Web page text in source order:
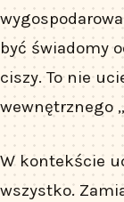
być świadomy
ciszy. To nie
wewnętrznego
W kontekście
wszystko.